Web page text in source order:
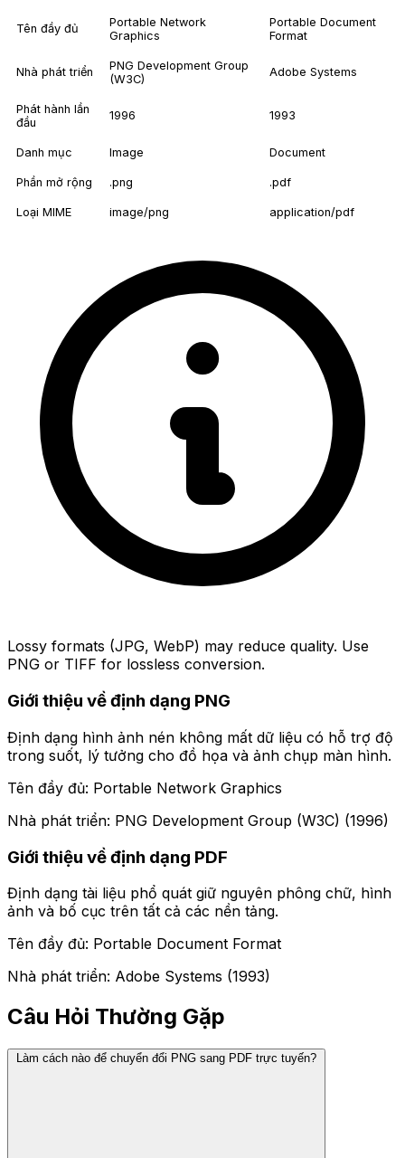
Tên đầy đủ
Portable Network
Graphics
Portable Document
Format
Nhà phát triển
PNG Development Group
(W3C)
Adobe Systems
Phát hành lần
đầu
1996 1993
Danh mục Image Document
Phần mở rộng .png .pdf
Loại MIME image/png application/pdf
Lossy formats (JPG, WebP) may reduce quality. Use
PNG or TIFF for lossless conversion.
Giới thiệu về định dạng PNG
Định dạng hình ảnh nén không mất dữ liệu có hỗ trợ độ
trong suốt, lý tưởng cho đồ họa và ảnh chụp màn hình.
Tên đầy đủ: Portable Network Graphics
Nhà phát triển: PNG Development Group (W3C) (1996)
Giới thiệu về định dạng PDF
Định dạng tài liệu phổ quát giữ nguyên phông chữ, hình
ảnh và bố cục trên tất cả các nền tảng.
Tên đầy đủ: Portable Document Format
Nhà phát triển: Adobe Systems (1993)
Câu Hỏi Thường Gặp
Làm cách nào để chuyển đổi PNG sang PDF trực tuyến?